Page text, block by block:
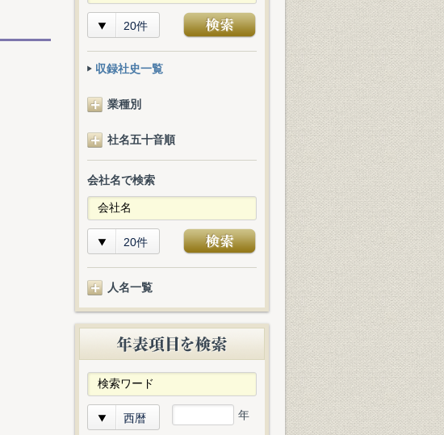
20件
収録社史一覧
業種別
社名五十音順
会社名で検索
20件
人名一覧
西暦 年